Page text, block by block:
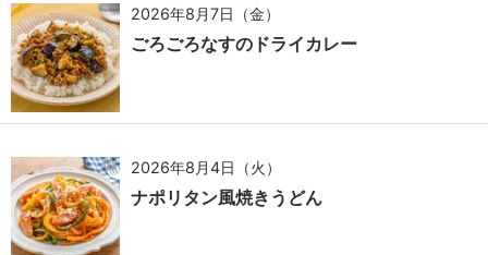
2026年8月7日（金）
ごろごろなすのドライカレー
2026年8月4日（火）
ナポリタン風焼きうどん